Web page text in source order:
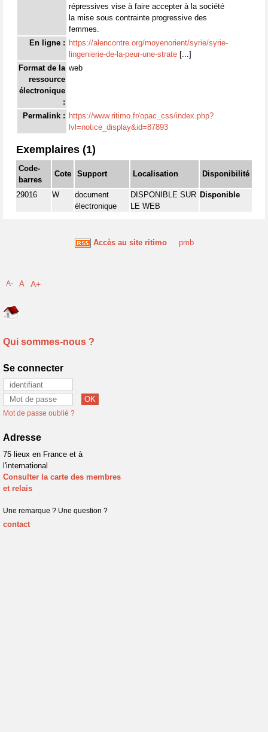
répressives vise à faire accepter à la société
la mise sous contrainte progressive des
femmes.
En ligne : https://alencontre.org/moyenorient/syrie/syrie-
lingenierie-de-la-peur-une-strate [...]
Format de la
ressource
électronique
:
web
Permalink : https://www.ritimo.fr/opac_css/index.php?
lvl=notice_display&id=87893
Exemplaires (1)
Code-
barres
Cote Support Localisation Disponibilité
29016 W
document
électronique
DISPONIBLE SUR
LE WEB
Disponible
Accès au site ritimo pmb
A- A A+
Qui sommes-nous ?
Se connecter
Mot de passe oublié ?
Adresse
75 lieux en France et à
l'international
Consulter la carte des membres
et relais
Une remarque ? Une question ?
contact